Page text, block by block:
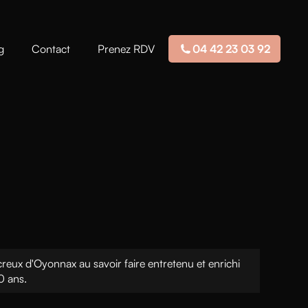
Contact Prenez RDV 04 42 23 03 92
d'Oyonnax au savoir faire entretenu et enrichi
ans.